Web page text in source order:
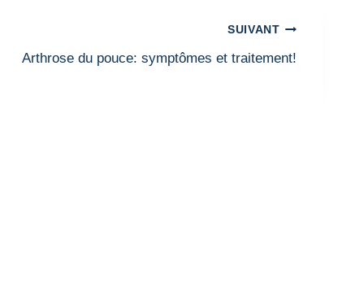
SUIVANT
Arthrose du pouce: symptômes et traitement!